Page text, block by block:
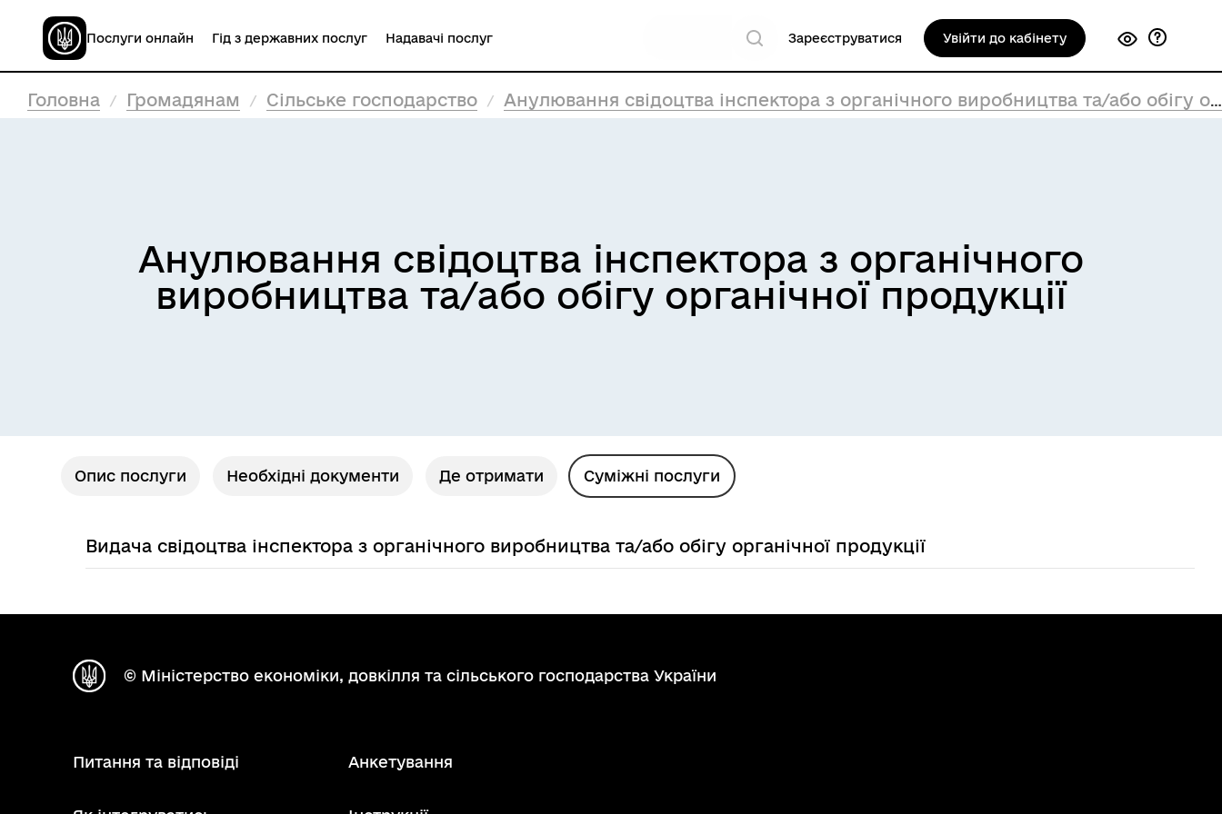
Послуги онлайн Гід з державних послуг Надавачі послуг Зареєструватися Увійти до кабінету
Головна Громадянам Сільське господарство Анулювання свідоцтва інспектора з органічного виробництва та/або обігу органічної продукції
Анулювання свідоцтва інспектора з органічного
виробництва та/або обігу органічної продукції
Опис послуги Необхідні документи Де отримати Суміжні послуги
Видача свідоцтва інспектора з органічного виробництва та/або обігу органічної продукції
© Міністерство економіки, довкілля та сільського господарства України
Питання та відповіді Анкетування